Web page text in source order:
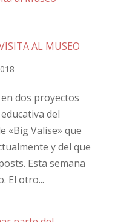
AL MUSEO
dos proyectos
del
«Big Valise» que
y del que
Esta semana
El otro...